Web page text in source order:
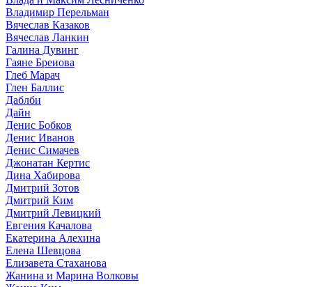
Владимир Перельман
Вячеслав Казаков
Вячеслав Ланкин
Галина Дувинг
Гаяне Бреиова
Глеб Марач
Глен Баллис
Даблби
Дайн
Денис Бобков
Денис Иванов
Денис Симачев
Джонатан Кертис
Дина Хабирова
Дмитрий Зотов
Дмитрий Ким
Дмитрий Левицкий
Евгения Качалова
Екатерина Алехина
Елена Шевцова
Елизавета Стаханова
Жанина и Марина Волковы